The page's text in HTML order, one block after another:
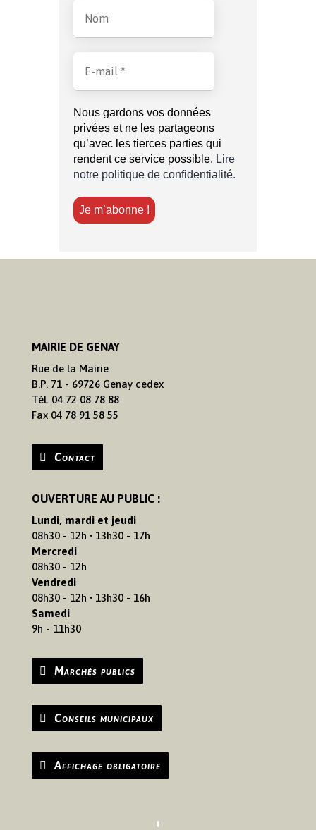
Nous gardons vos données
privées et ne les partageons
qu’avec les tierces parties qui
rendent ce service possible. Lire
notre politique de confidentialité.
MAIRIE DE GENAY
Rue de la Mairie
B.P. 71 - 69726 Genay cedex
Tél. 04 72 08 78 88
Fax 04 78 91 58 55
Contact
OUVERTURE AU PUBLIC :
Lundi, mardi et jeudi
08h30 - 12h • 13h30 - 17h
Mercredi
08h30 - 12h
Vendredi
08h30 - 12h • 13h30 - 16h
Samedi
9h - 11h30
Marchés publics
Conseils municipaux
Affichage obligatoire